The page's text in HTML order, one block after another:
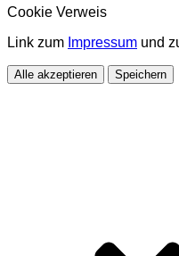
Cookie Verweis
Link zum Impressum und
Alle akzeptieren Speichern